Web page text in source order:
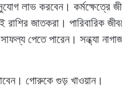
লাভ করবেন। কর্মক্ষেত্রে
জাতকরা। পারিবারিক
পেতে পারেন। সন্ধ্যা
গোরুকে গুড় খাওয়ান।